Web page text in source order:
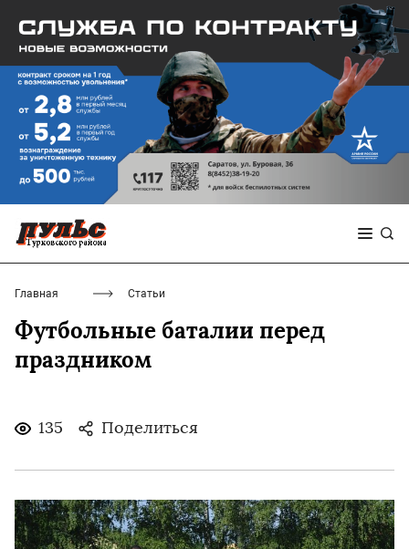
Главная Статьи
Футбольные баталии перед
праздником
135 Поделиться